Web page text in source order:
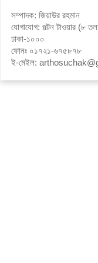
সম্পাদক: জিয়াউর রহমান
যোগাযোগ: পল্টন টাওয়ার (৮
ঢাকা-১০০০
ফোনঃ ০১৭২১-৬৭৫৮৭৮
ই-মেইল: